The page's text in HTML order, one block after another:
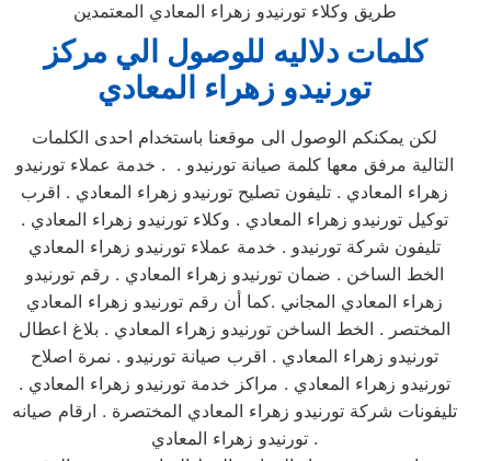
طريق وكلاء تورنيدو زهراء المعادي المعتمدين
كلمات دلاليه للوصول الي مركز
تورنيدو زهراء المعادي
لكن يمكنكم الوصول الى موقعنا باستخدام احدى الكلمات
التالية مرفق معها كلمة صيانة تورنيدو . . خدمة عملاء تورنيدو
زهراء المعادي . تليفون تصليح تورنيدو زهراء المعادي . اقرب
توكيل تورنيدو زهراء المعادي . وكلاء تورنيدو زهراء المعادي .
تليفون شركة تورنيدو . خدمة عملاء تورنيدو زهراء المعادي
الخط الساخن . ضمان تورنيدو زهراء المعادي . رقم تورنيدو
زهراء المعادي المجاني .كما أن رقم تورنيدو زهراء المعادي
المختصر . الخط الساخن تورنيدو زهراء المعادي . بلاغ اعطال
تورنيدو زهراء المعادي . اقرب صيانة تورنيدو . نمرة اصلاح
تورنيدو زهراء المعادي . مراكز خدمة تورنيدو زهراء المعادي .
تليفونات شركة تورنيدو زهراء المعادي المختصرة . ارقام صيانه
تورنيدو زهراء المعادي .